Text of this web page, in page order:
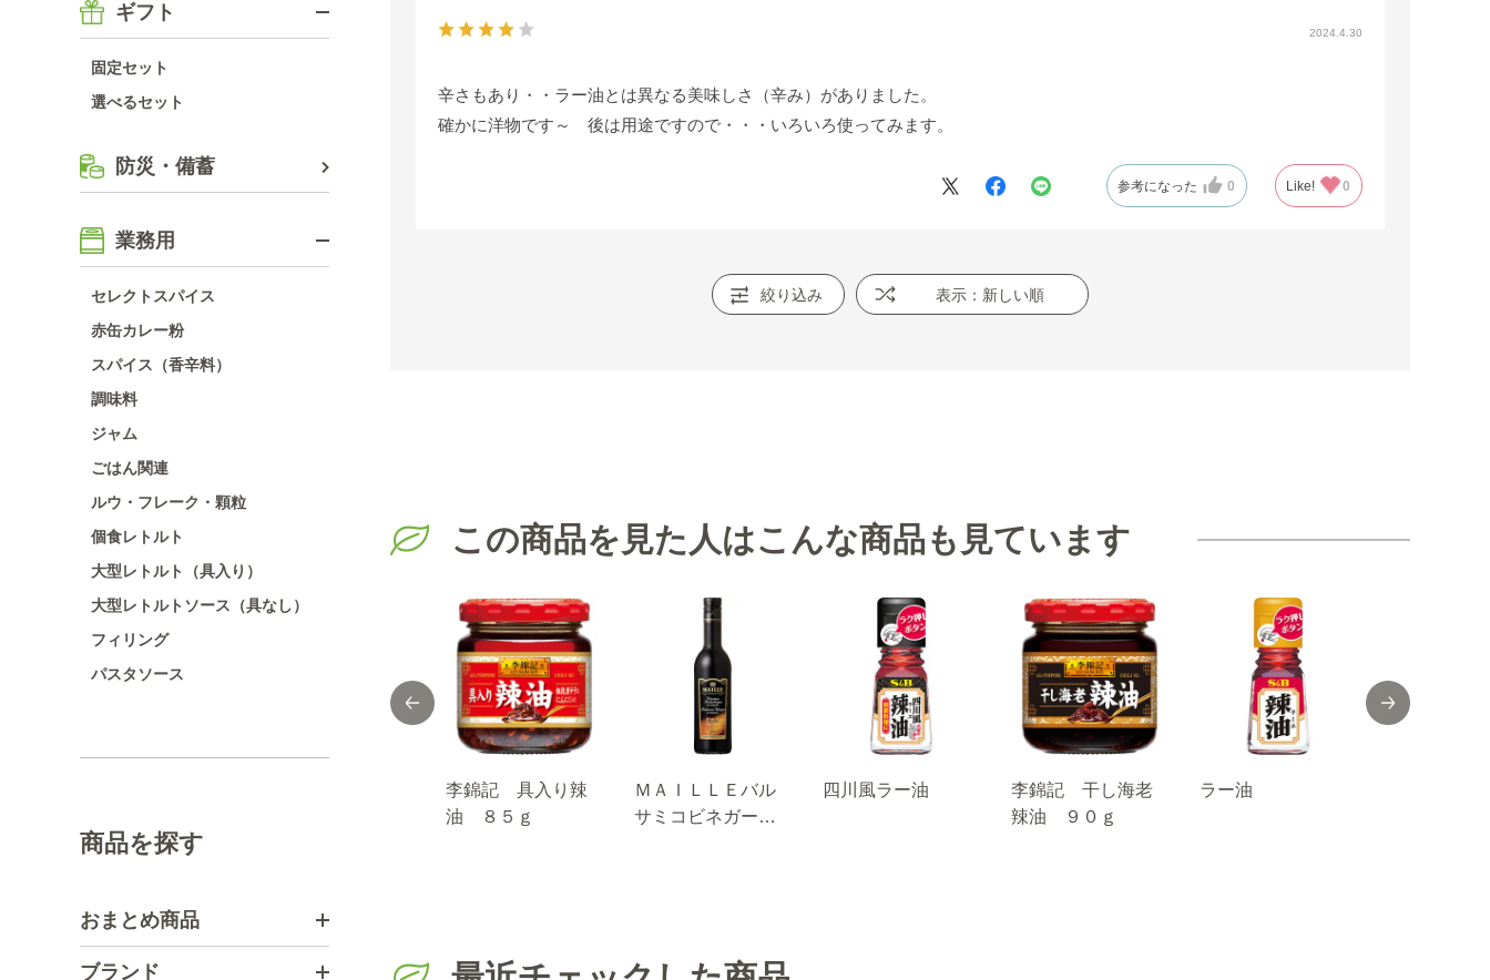
ギフト
固定セット
選べるセット
防災・備蓄
業務用
セレクトスパイス
赤缶カレー粉
スパイス（香辛料）
調味料
ジャム
ごはん関連
ルウ・フレーク・顆粒
個食レトルト
大型レトルト（具入り）
大型レトルトソース（具なし）
フィリング
パスタソース
商品を探す
おまとめ商品
ブランド
2024.4.30
辛さもあり・・ラー油とは異なる美味しさ（辛み）がありました。
確かに洋物です～ 後は用途ですので・・・いろいろ使ってみます。
参考になった 0 Like! 0
絞り込み 表示：新しい順
この商品を見た人はこんな商品も見ています
李錦記 具入り辣
油 ８５ｇ
ＭＡＩＬＬＥバル
サミコビネガー
四川風ラー油
李錦記 干し海老
辣油 ９０ｇ
ラー油